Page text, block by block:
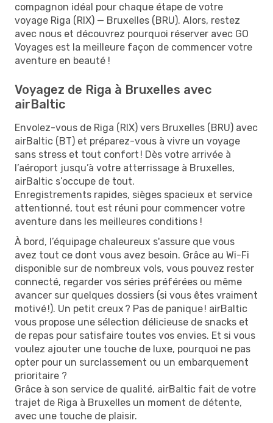
compagnon idéal pour chaque étape de votre
voyage Riga (RIX) — Bruxelles (BRU). Alors, restez
avec nous et découvrez pourquoi réserver avec GO
Voyages est la meilleure façon de commencer votre
aventure en beauté !
Voyagez de Riga à Bruxelles avec
airBaltic
Envolez-vous de Riga (RIX) vers Bruxelles (BRU) avec
airBaltic (BT) et préparez-vous à vivre un voyage
sans stress et tout confort ! Dès votre arrivée à
l’aéroport jusqu’à votre atterrissage à Bruxelles,
airBaltic s’occupe de tout.
Enregistrements rapides, sièges spacieux et service
attentionné, tout est réuni pour commencer votre
aventure dans les meilleures conditions !
À bord, l’équipage chaleureux s'assure que vous
avez tout ce dont vous avez besoin. Grâce au Wi-Fi
disponible sur de nombreux vols, vous pouvez rester
connecté, regarder vos séries préférées ou même
avancer sur quelques dossiers (si vous êtes vraiment
motivé !). Un petit creux ? Pas de panique ! airBaltic
vous propose une sélection délicieuse de snacks et
de repas pour satisfaire toutes vos envies. Et si vous
voulez ajouter une touche de luxe, pourquoi ne pas
opter pour un surclassement ou un embarquement
prioritaire ?
Grâce à son service de qualité, airBaltic fait de votre
trajet de Riga à Bruxelles un moment de détente,
avec une touche de plaisir.